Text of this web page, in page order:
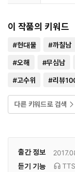
이 작품의 키워드
#현대물 #까칠남
#오해 #무심남
#고수위 #리뷰
다른 키워드로 검색
출간 정보
듣기 기능